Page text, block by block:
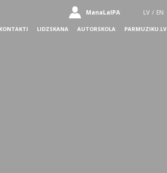
ManaLaIPA LV / EN
KONTAKTI LIDZSKANA AUTORSKOLA PARMUZIKU.LV